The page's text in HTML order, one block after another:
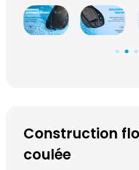
Construction
coulée